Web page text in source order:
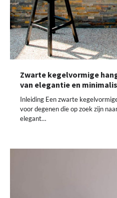
Zwarte kegelvormige
van elegantie en
Inleiding Een zwarte
voor degenen die op zoek zijn
elegant…